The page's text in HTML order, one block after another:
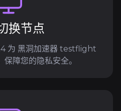
换节点
为 黑洞加速器 testflight
障您的隐私安全。